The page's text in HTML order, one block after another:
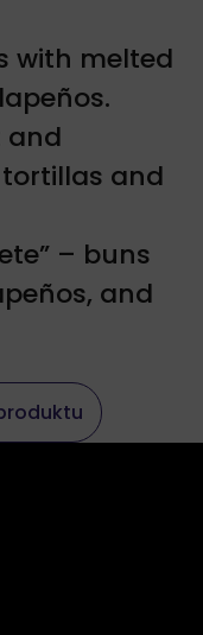
with melted
and
and
– buns
and